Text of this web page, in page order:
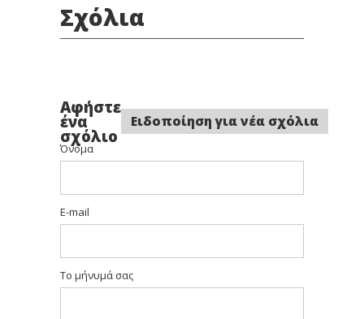
Σχόλια
Αφήστε
ένα
σχόλιο
Ειδοποίηση για νέα σχόλια
Όνομα
E-mail
Το μήνυμά σας